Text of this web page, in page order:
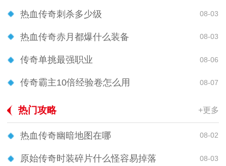
热血传奇刺杀多少级 08-03
热血传奇赤月都爆什么装备 08-03
传奇单挑最强职业 08-06
传奇霸主10倍经验卷怎么用 08-07
热门攻略 +更多
热血传奇幽暗地图在哪 08-02
原始传奇时装碎片什么怪容易掉落 08-03